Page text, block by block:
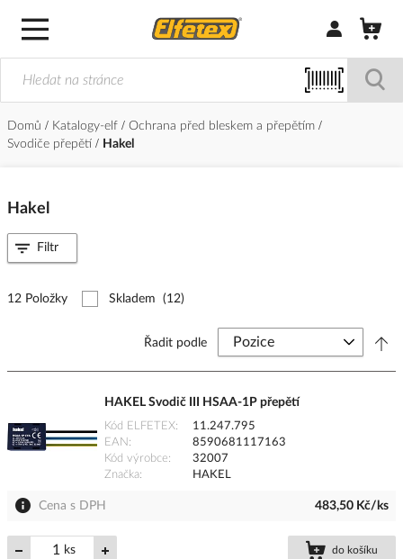
Přihlásit/
Domů Katalogy-elf
Ochrana před bleskem a přepětím
Svodiče přepětí
Hakel
Hakel
12 Položky Skladem (12)
Řadit podle
HAKEL Svodič III HSAA-1P přepětí
Kód ELFETEX
11.247.795
EAN
8590681117163
Kód výrobce
32007
Značka
HAKEL
Cena s DPH 483,50 Kč/ks
ks do košíku
Filtr